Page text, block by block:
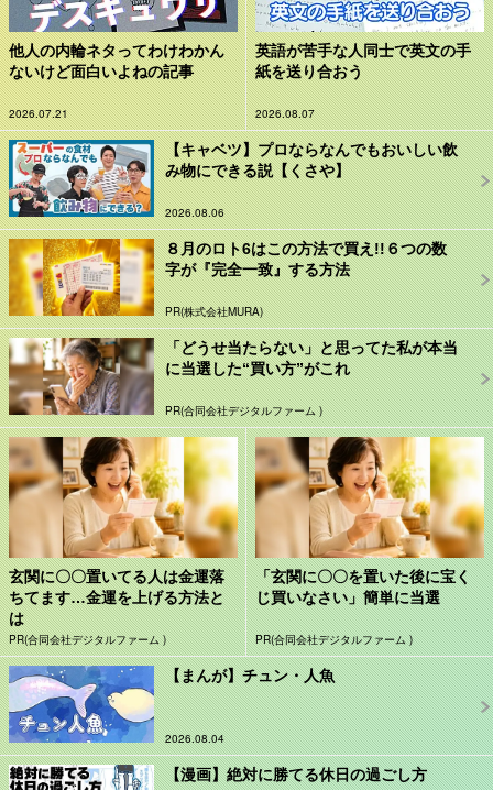
他人の内輪ネタってわけわかん
ないけど面白いよねの記事
2026.07.21
英語が苦手な人同士で英文の手
紙を送り合おう
2026.08.07
【キャベツ】プロならなんでもおいしい飲
み物にできる説【くさや】
2026.08.06
８月のロト6はこの方法で買え!!６つの数
字が『完全一致』する方法
PR(株式会社MURA)
「どうせ当たらない」と思ってた私が本当
に当選した“買い方”がこれ
PR(合同会社デジタルファーム )
玄関に〇〇置いてる人は金運落
ちてます…金運を上げる方法と
は
PR(合同会社デジタルファーム )
「玄関に〇〇を置いた後に宝く
じ買いなさい」簡単に当選
PR(合同会社デジタルファーム )
【まんが】チュン・人魚
2026.08.04
【漫画】絶対に勝てる休日の過ごし方